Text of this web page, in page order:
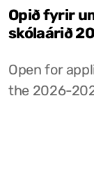
Opið fyrir
skólaárið
Open for
the 2026-